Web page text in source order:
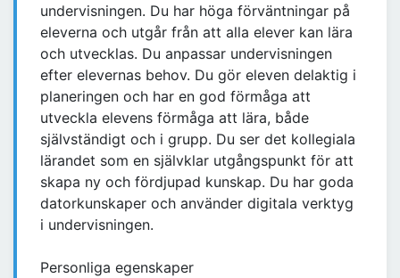
undervisningen. Du har höga förväntningar på
eleverna och utgår från att alla elever kan lära
och utvecklas. Du anpassar undervisningen
efter elevernas behov. Du gör eleven delaktig i
planeringen och har en god förmåga att
utveckla elevens förmåga att lära, både
självständigt och i grupp. Du ser det kollegiala
lärandet som en självklar utgångspunkt för att
skapa ny och fördjupad kunskap. Du har goda
datorkunskaper och använder digitala verktyg
i undervisningen.
Personliga egenskaper